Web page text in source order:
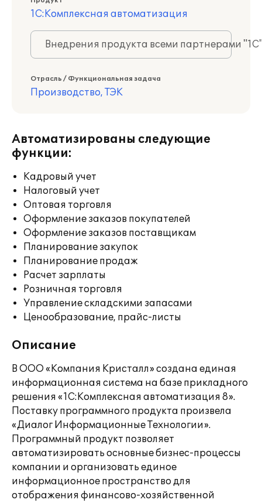
1С:Комплексная автоматизация
Внедрения продукта всеми партнерами
Отрасль / Функциональная задача
Производство, ТЭК
Автоматизированы следующие
функции:
Кадровый учет
Налоговый учет
Оптовая торговля
Оформление заказов покупателей
Оформление заказов поставщикам
Планирование закупок
Планирование продаж
Расчет зарплаты
Розничная торговля
Управление складскими запасами
Ценообразование, прайс-листы
Описание
В ООО «Компания Кристалл» создана единая
информационная система на базе прикладного
решения «1С:Комплексная автоматизация 8».
Поставку программного продукта произвела
«Диалог Информационные Технологии».
Программный продукт позволяет
автоматизировать основные бизнес-процессы
компании и организовать единое
информационное пространство для
отображения финансово-хозяйственной